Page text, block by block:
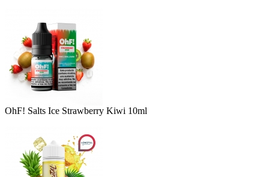
OhF! Salts Ice Strawberry Kiwi 10ml